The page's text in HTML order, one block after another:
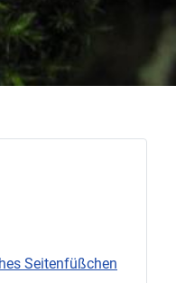
Seitenfüßchen